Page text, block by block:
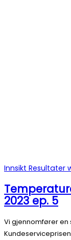
Innsikt Resultater
2023 ep. 5
Vi gjennomfører